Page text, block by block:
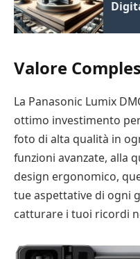
Valore
La Panasonic Lumix
ottimo investimento
foto di alta qualità in
funzioni avanzate, alla
design ergonomico,
tue aspettative di ogni
catturare i tuoi ricordi